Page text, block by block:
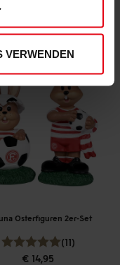
VERWENDEN
Osterfiguren 2er-Set
(11)
€ 14,95